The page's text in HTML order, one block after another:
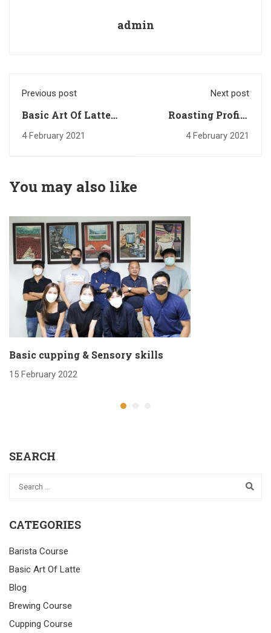
admin
Previous post
Basic Art Of Latte
21 September 2020
4 February 2021
Next post
Roasting Profile
Development 3
Days 28-30
4 February 2021
You may also like
Basic cupping & Sensory skills
15 February 2022
SEARCH
CATEGORIES
Barista Course
Basic Art Of Latte
Blog
Brewing Course
Cupping Course